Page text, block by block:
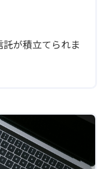
が積立てられま